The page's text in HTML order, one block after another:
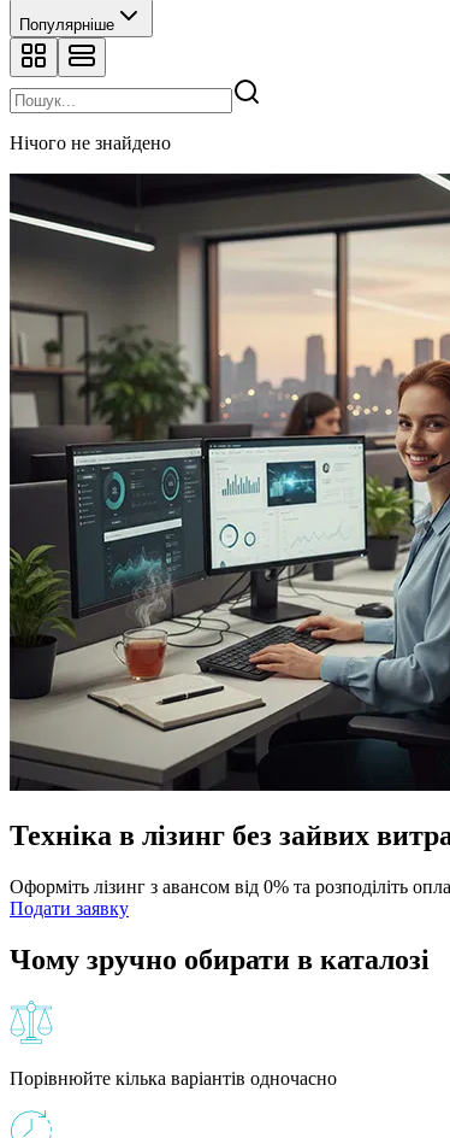
Популярніше
Нічого не знайдено
Техніка в лізинг без зайвих
Оформіть лізинг з авансом від 0% та розподіліть
Подати заявку
Чому зручно обирати в каталозі
Порівнюйте кілька варіантів одночасно